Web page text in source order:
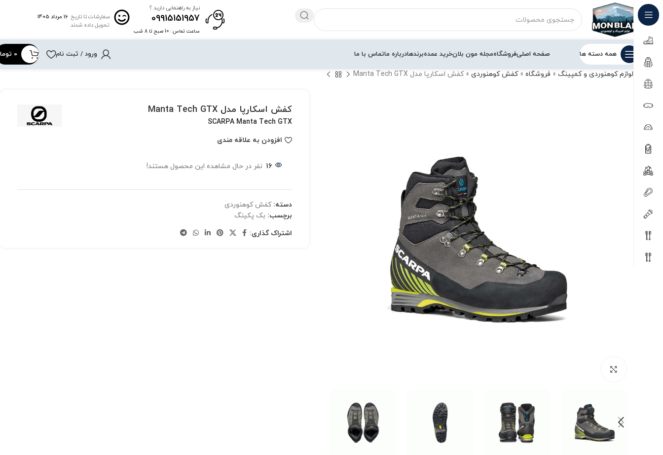
نیاز به راهنمایی دارید ؟
09915151957
ساعت تماس : 10 صبح تا 8 شب
سفارشات تا تاریخ 16 مرداد 1405
تحویل داده شدند.
همه دسته ها صفحه اصلیفروشگاهمجله مون بلانخرید عمدهبرندهادرباره ماتماس با ما ورود / ثبت نام 0
لوازم کوهنوردی و کمپینگ » فروشگاه »کفش کوهنوردی »کفش اسکارپا مدل Manta Tech GTX
کفش اسکارپا مدل Manta Tech GTX
SCARPA Manta Tech GTX
افزودن به علاقه مندی
16 نفر در حال مشاهده این محصول هستند!
دسته: کفش کوهنوردی
برچسب: بک پکینگ
اشتراک گذاری: